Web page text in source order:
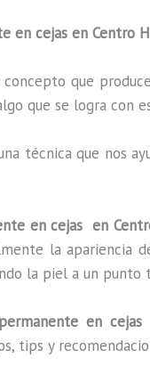
en cejas en Centro
que
que se logra con
técnica que nos
en cejas en
la apariencia
la piel a un punto
en
tips y